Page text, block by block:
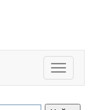
Toggle